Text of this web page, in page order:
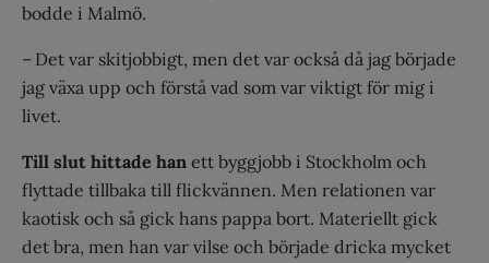
bodde i Malmö.
– Det var skitjobbigt, men det var också då jag började
jag växa upp och förstå vad som var viktigt för mig i
livet.
Till slut hittade han ett byggjobb i Stockholm och
flyttade tillbaka till flickvännen. Men relationen var
kaotisk och så gick hans pappa bort. Materiellt gick
det bra, men han var vilse och började dricka mycket